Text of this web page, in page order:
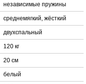
независимые пружины
среднемягкий, жёсткий
двухспальный
120 кг
20 см
белый